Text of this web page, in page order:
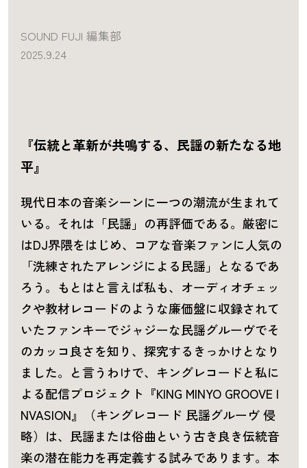
SOUND FUJI 編集部
2025.9.24
『伝統と革新が共鳴する、民謡の新たなる地
平』
現代日本の音楽シーンに一つの潮流が生まれて
いる。それは「民謡」の再評価である。厳密に
はDJ界隈をはじめ、コアな音楽ファンに人気の
「洗練されたアレンジによる民謡」となるであ
ろう。もとはと言えば私も、オーディオチェッ
クや教材レコードのような廉価盤に収録されて
いたファンキーでジャジーな民謡グルーヴでそ
のカッコ良さを知り、探究するきっかけとなり
ました。と言うわけで、キングレコードと私に
よる配信プロジェクト『KING MINYO GROOVE I
NVASION』（キングレコード 民謡グルーヴ 侵
略）は、民謡または俗曲という古き良き伝統音
楽の潜在能力を再定義する試みであります。本